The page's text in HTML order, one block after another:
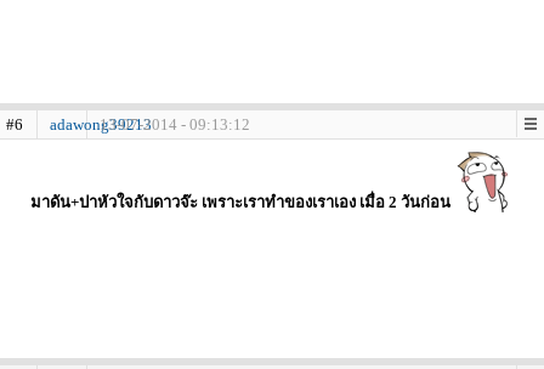
#6 adawong3921313-07-2014 - 09:13:12
มาดัน+ปาหัวใจกับดาวจ๊ะ เพราะเราทำของเราเอง เมื่อ 2 วันก่อน